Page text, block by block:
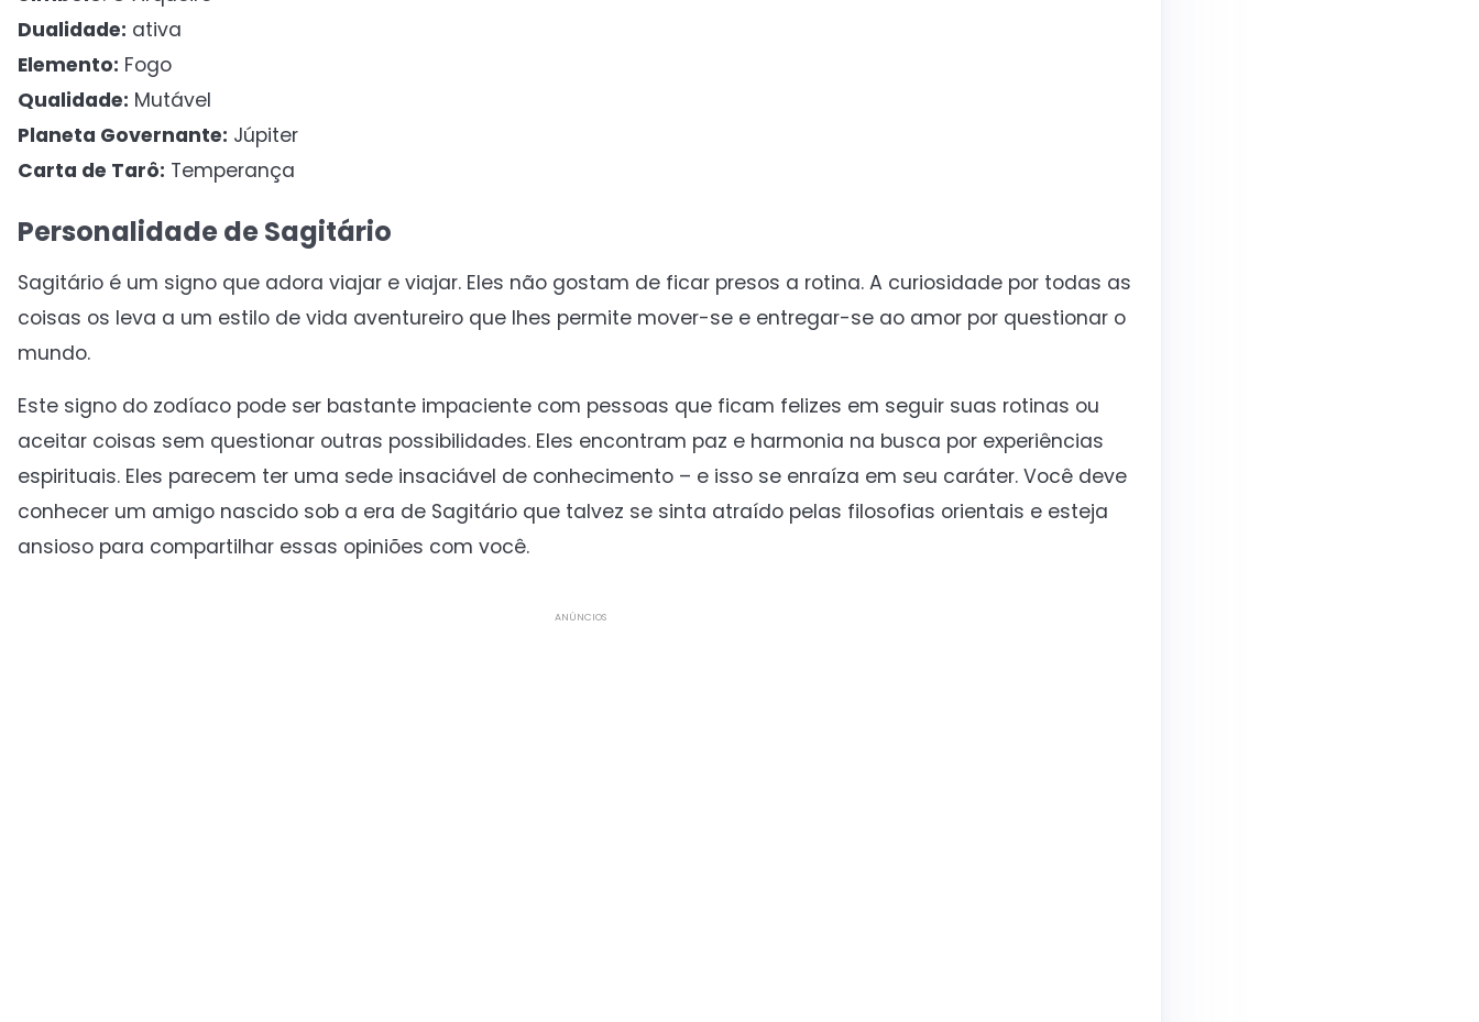
Dualidade: ativa
Elemento: Fogo
Qualidade: Mutável
Planeta Governante: Júpiter
Carta de Tarô: Temperança
Personalidade de Sagitário
Sagitário é um signo que adora viajar e viajar. Eles não gostam de ficar presos a rotina. A curiosidade por todas as
coisas os leva a um estilo de vida aventureiro que lhes permite mover-se e entregar-se ao amor por questionar o
mundo.
Este signo do zodíaco pode ser bastante impaciente com pessoas que ficam felizes em seguir suas rotinas ou
aceitar coisas sem questionar outras possibilidades. Eles encontram paz e harmonia na busca por experiências
espirituais. Eles parecem ter uma sede insaciável de conhecimento – e isso se enraíza em seu caráter. Você deve
conhecer um amigo nascido sob a era de Sagitário que talvez se sinta atraído pelas filosofias orientais e esteja
ansioso para compartilhar essas opiniões com você.
ANÚNCIOS